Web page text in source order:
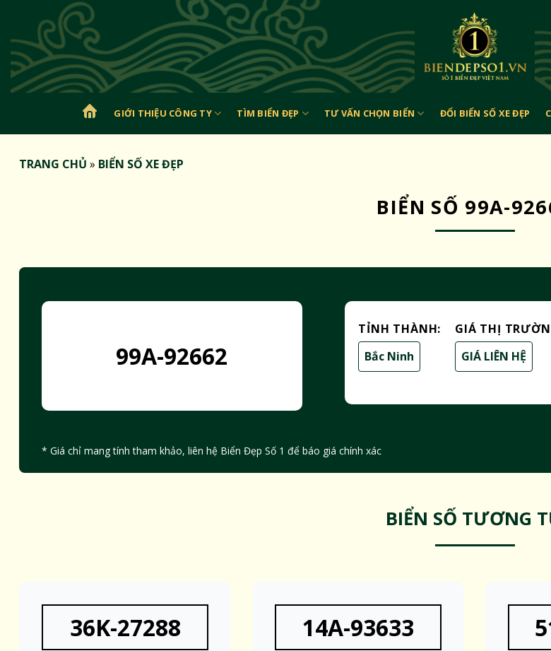
nội
dung
TRANGGIỚI THIỆU CÔNG TY TÌM BIỂN ĐẸP TƯ VẤN CHỌN BIỂN ĐỔI BIỂN SỐ XE ĐẸP
TRANG CHỦ » BIỂN SỐ XE ĐẸP
BIỂN SỐ 99A-
99A-92662
TỈNH THÀNH:
Bắc Ninh
GIÁ THỊ
GIÁ LIÊN HỆ
* Giá chỉ mang tính tham khảo, liên hệ Biển Đẹp Số 1 để báo giá chính xác
BIỂN SỐ TƯƠNG
36K-27288 14A-93633